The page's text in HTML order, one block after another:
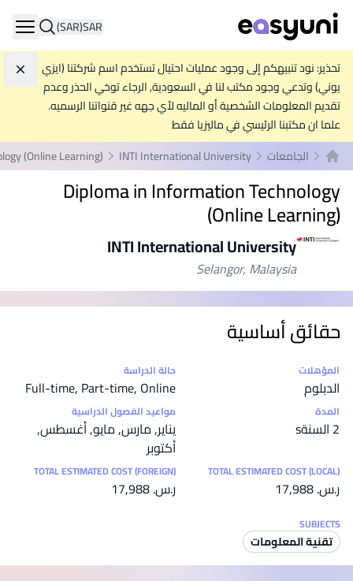
SAR
(SAR)
تحذير: نود تنبيهكم إلى وجود عمليات احتيال تستخدم اسم شركتنا (ايزي
يوني) وتدعي وجود مكتب لنا في السعودية, الرجاء توخي الحذر وعدم
تقديم المعلومات الشخصية أو الماليه لأي جهه غير قنواتنا الرسميه.
علما ان مكتبنا الرئيسي في ماليزيا فقط
الصفحة الرئيسية
الجامعات INTI International University
(Online Learning)
Diploma in Information Technology
(Online Learning)
INTI International University
Selangor, Malaysia
حقائق أساسية
إحصائيات
المؤهلات
الدبلوم
حالة الدراسة
Full-time, Part-time, Online
المدة
2 السنةs
مواعيد الفصول الدراسية
يناير, مارس, مايو, أغسطس,
أكتوبر
TOTAL ESTIMATED COST (LOCAL)
ر.س.‏ 17,988
TOTAL ESTIMATED COST (FOREIGN)
ر.س.‏ 17,988
SUBJECTS
تقنية المعلومات